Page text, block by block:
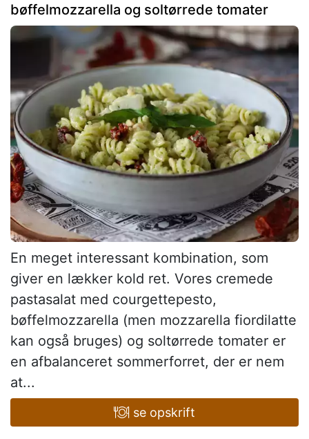
bøffelmozzarella og soltørrede tomater
En meget interessant kombination, som
giver en lækker kold ret. Vores cremede
pastasalat med courgettepesto,
bøffelmozzarella (men mozzarella fiordilatte
kan også bruges) og soltørrede tomater er
en afbalanceret sommerforret, der er nem
at...
se opskrift